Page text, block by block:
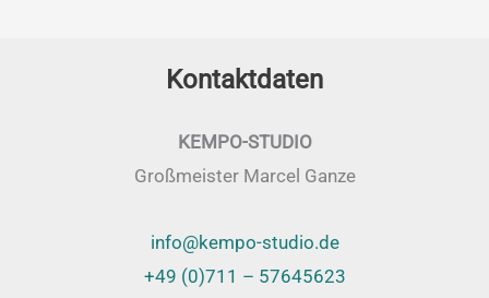
Kontaktdaten
KEMPO-STUDIO
Großmeister Marcel Ganze
info@kempo-studio.de
+49 (0)711 – 57645623